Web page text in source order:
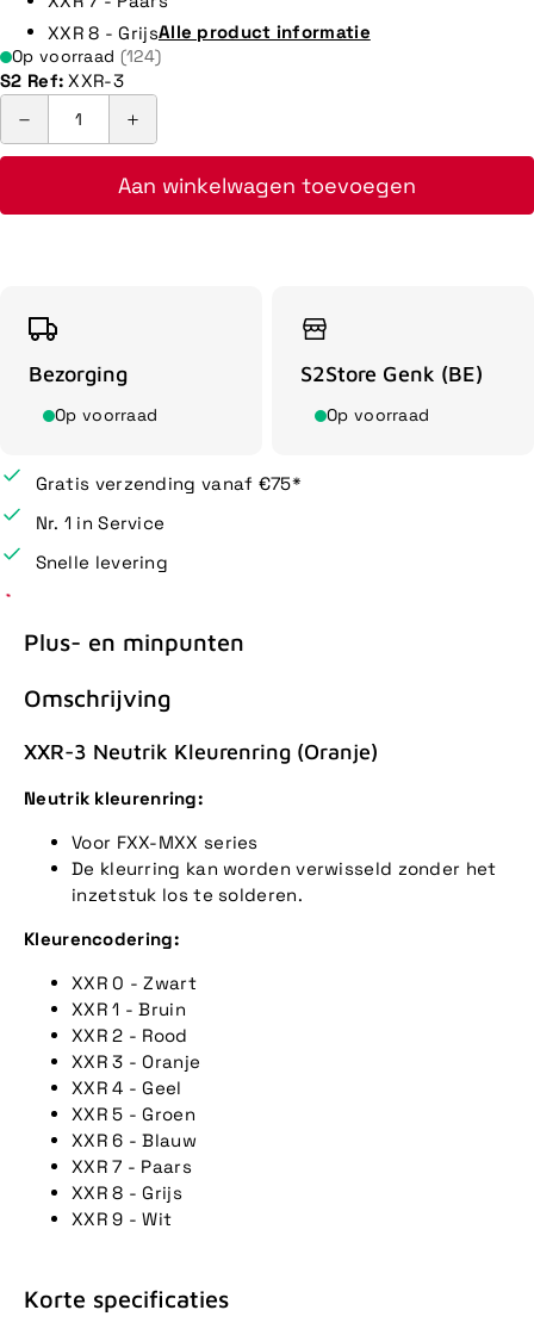
XXR 8 - GrijsAlle product informatie
Op voorraad (124)
S2 Ref: XXR-3
Aan winkelwagen toevoegen
Bezorging
Op voorraad
S2Store Genk (BE)
Op voorraad
Gratis verzending vanaf €75*
Nr. 1 in Service
Snelle levering
Plus- en minpunten
Omschrijving
XXR-3 Neutrik Kleurenring (Oranje)
Neutrik kleurenring:
Voor FXX-MXX series
De kleurring kan worden verwisseld zonder het
inzetstuk los te solderen.
Kleurencodering:
XXR 0 - Zwart
XXR 1 - Bruin
XXR 2 - Rood
XXR 3 - Oranje
XXR 4 - Geel
XXR 5 - Groen
XXR 6 - Blauw
XXR 7 - Paars
XXR 8 - Grijs
XXR 9 - Wit
Korte specificaties